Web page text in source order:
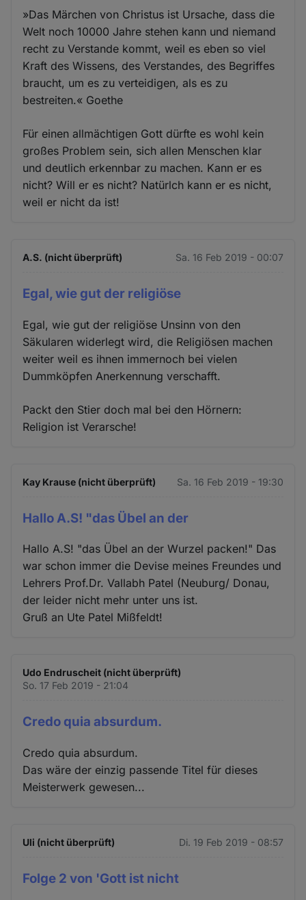
»Das Märchen von Christus ist Ursache, dass die
Welt noch 10000 Jahre stehen kann und niemand
recht zu Verstande kommt, weil es eben so viel
Kraft des Wissens, des Verstandes, des Begriffes
braucht, um es zu verteidigen, als es zu
bestreiten.« Goethe
Für einen allmächtigen Gott dürfte es wohl kein
großes Problem sein, sich allen Menschen klar
und deutlich erkennbar zu machen. Kann er es
nicht? Will er es nicht? Natürlch kann er es nicht,
weil er nicht da ist!
A.S. (nicht überprüft) Sa. 16 Feb 2019 - 00:07
Egal, wie gut der religiöse
Egal, wie gut der religiöse Unsinn von den
Säkularen widerlegt wird, die Religiösen machen
weiter weil es ihnen immernoch bei vielen
Dummköpfen Anerkennung verschafft.
Packt den Stier doch mal bei den Hörnern:
Religion ist Verarsche!
Kay Krause (nicht überprüft) Sa. 16 Feb 2019 - 19:30
Hallo A.S! "das Übel an der
Hallo A.S! "das Übel an der Wurzel packen!" Das
war schon immer die Devise meines Freundes und
Lehrers Prof.Dr. Vallabh Patel (Neuburg/ Donau,
der leider nicht mehr unter uns ist.
Gruß an Ute Patel Mißfeldt!
Udo Endruscheit (nicht überprüft)
So. 17 Feb 2019 - 21:04
Credo quia absurdum.
Credo quia absurdum.
Das wäre der einzig passende Titel für dieses
Meisterwerk gewesen...
Uli (nicht überprüft) Di. 19 Feb 2019 - 08:57
Folge 2 von 'Gott ist nicht